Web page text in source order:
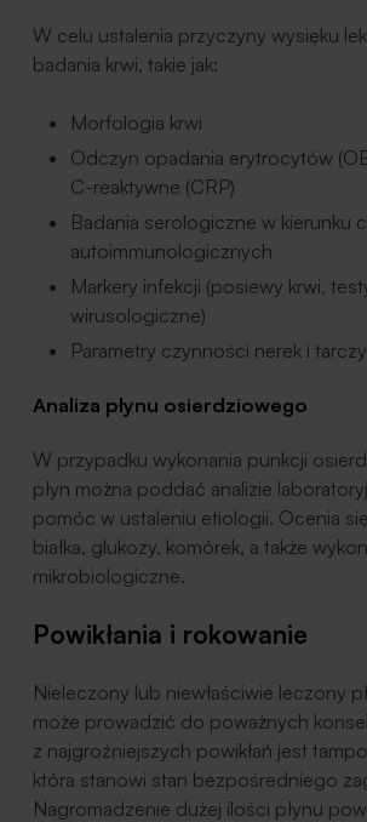
W celu ustalenia przyczyny wysięku
badania krwi, takie jak:
Morfologia krwi
Odczyn opadania erytrocytów
C-reaktywne (CRP)
Badania serologiczne w kierunku
autoimmunologicznych
Markery infekcji (posiewy krwi,
wirusologiczne)
Parametry czynności nerek i
Analiza płynu osierdziowego
W przypadku wykonania punkcji
płyn można poddać analizie
pomóc w ustaleniu etiologii. Ocenia
białka, glukozy, komórek, a także
mikrobiologiczne.
Powikłania i rokowanie
Nieleczony lub niewłaściwie leczony
może prowadzić do poważnych
z najgroźniejszych powikłań jest
która stanowi stan bezpośredniego
Nagromadzenie dużej ilości płynu